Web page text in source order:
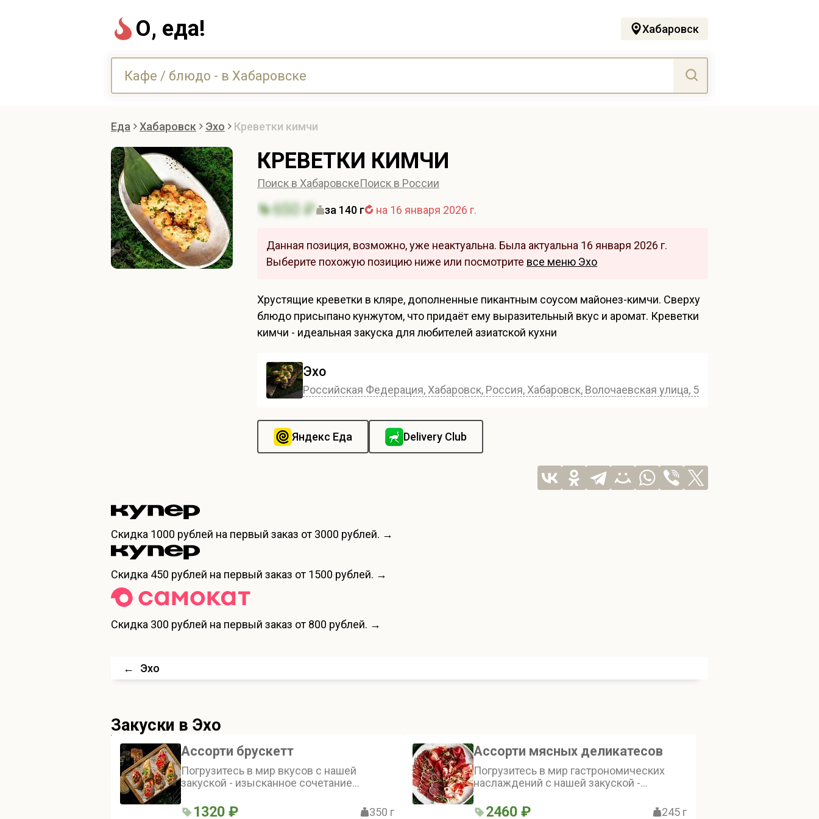
О, еда! Хабаровск
Еда Хабаровск Эхо Креветки кимчи
КРЕВЕТКИ КИМЧИ
Поиск в ХабаровскеПоиск в России
650 ₽ за 140 г на 16 января 2026 г.
Данная позиция, возможно, уже неактуальна. Была актуальна 16 января 2026 г.
Выберите похожую позицию ниже или посмотрите все меню Эхо
Хрустящие креветки в кляре, дополненные пикантным соусом майонез-кимчи. Сверху
блюдо присыпано кунжутом, что придаёт ему выразительный вкус и аромат. Креветки
кимчи - идеальная закуска для любителей азиатской кухни
Эхо
Российская Федерация, Хабаровск, Россия, Хабаровск, Волочаевская улица, 54
Яндекс Еда Delivery Club
Скидка 1000 рублей на первый заказ от 3000 рублей. →
Скидка 450 рублей на первый заказ от 1500 рублей. →
Скидка 300 рублей на первый заказ от 800 рублей. →
← Эхо
Закуски в Эхо
Ассорти брускетт
Погрузитесь в мир вкусов с нашей
закуской - изысканное сочетание
топпингов: от сливочного крема до
1320 ₽ 350 г
Ассорти мясных деликатесов
Погрузитесь в мир гастрономических
наслаждений с нашей закуской -
деликатесов, где бастурма из говядины,
2460 ₽ 245 г